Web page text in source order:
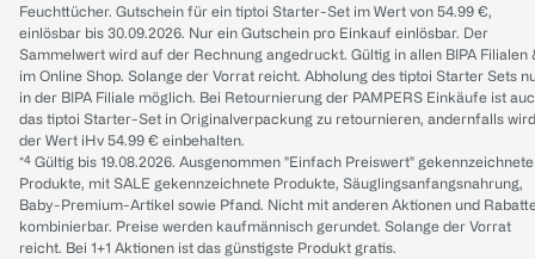
Feuchttücher. Gutschein für ein tiptoi Starter-Set im Wert von 54.99 €,
einlösbar bis 30.09.2026. Nur ein Gutschein pro Einkauf einlösbar. Der
Sammelwert wird auf der Rechnung angedruckt. Gültig in allen BIPA Filialen
im Online Shop. Solange der Vorrat reicht. Abholung des tiptoi Starter Sets
in der BIPA Filiale möglich. Bei Retournierung der PAMPERS Einkäufe ist
das tiptoi Starter-Set in Originalverpackung zu retournieren, andernfalls wird
der Wert iHv 54.99 € einbehalten.
*⁴ Gültig bis 19.08.2026. Ausgenommen "Einfach Preiswert" gekennzeichnete
Produkte, mit SALE gekennzeichnete Produkte, Säuglingsanfangsnahrung,
Baby-Premium-Artikel sowie Pfand. Nicht mit anderen Aktionen und
kombinierbar. Preise werden kaufmännisch gerundet. Solange der Vorrat
reicht. Bei 1+1 Aktionen ist das günstigste Produkt gratis.